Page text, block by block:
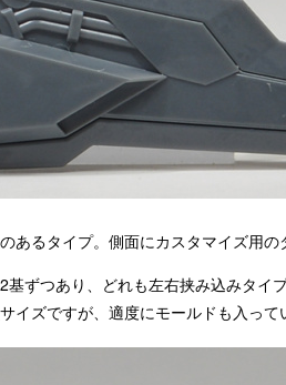
あるタイプ。側面にカスタマイズ用の
ずつあり、どれも左右挟み込みタイ
イズですが、適度にモールドも入って